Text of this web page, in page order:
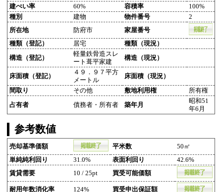
建ぺい率
60% 容積率
100%
種別
建物 物件番号
2
所在地
防府市
家屋番号
種類（登記）
居宅 種類（現況）
構造（登記）
軽量鉄骨造スレ
ート葺平家建
構造（現況）
床面積（登記）
４９．９７平方
メートル
床面積（現況）
間取り その他 敷地利用権 所有権
占有者 債務者・所有者 築年月
昭和51
年6月
参考数値
売却基準価額 平米数
50㎡
単純純利回り
31.0% 表面利回り
42.6%
賃貸需要
10 / 25pt 買受可能価額
耐用年数消化率 124% 買受申出保証額